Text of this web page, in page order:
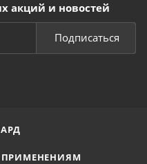
акций и новостей
Подписаться